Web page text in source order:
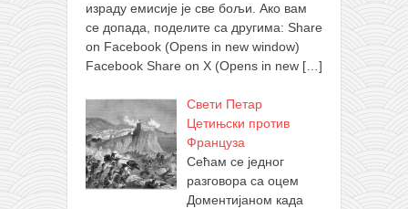
израду емисије је све бољи. Ако вам
се допада, поделите са другима: Share
on Facebook (Opens in new window)
Facebook Share on X (Opens in new […]
Свети Петар
Цетињски против
Француза
Сећам се једног
разговора са оцем
Доментијаном када